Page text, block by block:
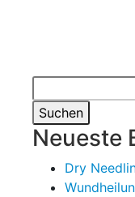
nach:
Neueste
Dry